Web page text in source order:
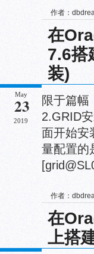
作者：
在
7.6搭
装)
May
23
2019
限于篇幅
2.GRID
面开始安
量配置的
作者：
在
上搭